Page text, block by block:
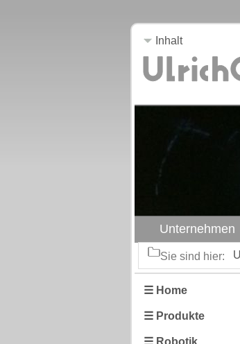
Inhalt
Unternehmen
Sie sind hier:
☰ Home
☰ Produkte
☰ Robotik